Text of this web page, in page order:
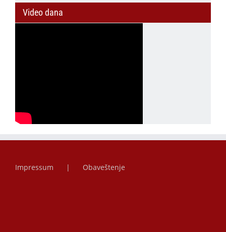
Video dana
Impressum Obaveštenje